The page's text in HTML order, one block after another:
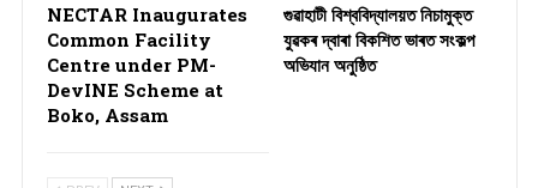
NECTAR Inaugurates
Common Facility
Centre under PM-
DevINE Scheme at
Boko, Assam
গুৱাহাটী বিশ্ববিদ্যালয়ত নিচামুক্ত
যুৱকৰ দ্বাৰা বিকশিত ভাৰত সংকল্প
অভিযান অনুষ্ঠিত